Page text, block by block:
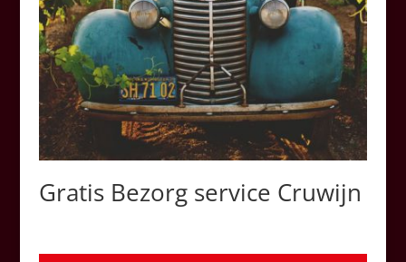
Gratis Bezorg service Cruwijn